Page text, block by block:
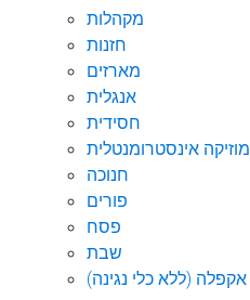
מקהלות
חזנות
מארזים
אנגלית
חסידית
מוזיקה אינסטרומנטלית
חנוכה
פורים
פסח
שבת
אקפלה (ללא כלי נגינה)